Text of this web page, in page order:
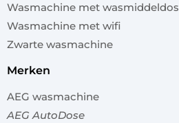
Wasmachine met
Wasmachine met wifi
Zwarte wasmachine
merken
AEG wasmachine
AEG AutoDose